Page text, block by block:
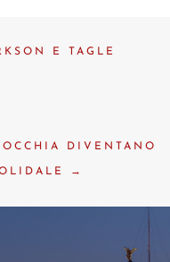
E TAGLE
DIVENTANO
→